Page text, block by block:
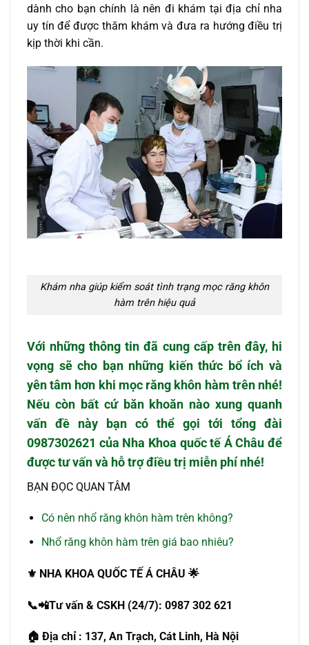
dành cho bạn chính là nên đi khám tại địa chỉ nha
uy tín để được thăm khám và đưa ra hướng điều trị
kịp thời khi cần.
Khám nha giúp kiểm soát tình trạng mọc răng khôn
hàm trên hiệu quả
Với những thông tin đã cung cấp trên đây, hi
vọng sẽ cho bạn những kiến thức bổ ích và
yên tâm hơn khi mọc răng khôn hàm trên nhé!
Nếu còn bất cứ băn khoăn nào xung quanh
vấn đề này bạn có thể gọi tới tổng đài
0987302621 của Nha Khoa quốc tế Á Châu để
được tư vấn và hỗ trợ điều trị miễn phí nhé!
BẠN ĐỌC QUAN TÂM
Có nên nhổ răng khôn hàm trên không?
Nhổ răng khôn hàm trên giá bao nhiêu?
⚜ NHA KHOA QUỐC TẾ Á CHÂU 🌟
📞📲Tưvấn & CSKH (24/7): 0987 302 621
🏠 Địa chỉ : 137, An Trạch, Cát Linh, Hà Nội